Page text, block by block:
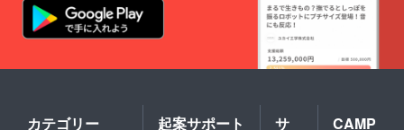
カテゴリー 起案サポート
サ
CAMP